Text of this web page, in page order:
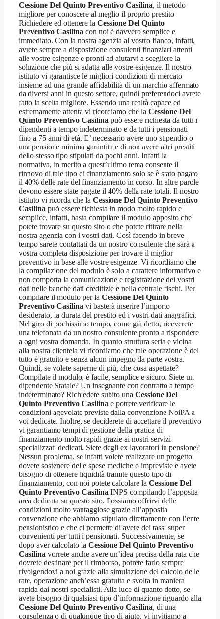
Cessione Del Quinto Preventivo Casilina, il metodo
migliore per conoscere al meglio il proprio prestito
Richiedere ed ottenere la Cessione Del Quinto
Preventivo Casilina con noi è davvero semplice e
immediato. Con la nostra agenzia al vostro fianco, infatti,
avrete sempre a disposizione consulenti finanziari attenti
alle vostre esigenze e pronti ad aiutarvi a scegliere la
soluzione che più si adatta alle vostre esigenze. Il nostro
istituto vi garantisce le migliori condizioni di mercato
insieme ad una grande affidabilità di un marchio affermato
da diversi anni in questo settore, quindi preferendoci avrete
fatto la scelta migliore. Essendo una realtà capace ed
estremamente attenta vi ricordiamo che la Cessione Del
Quinto Preventivo Casilina può essere richiesta da tutti i
dipendenti a tempo indeterminato e da tutti i pensionati
fino a 75 anni di età. E’ necessario avere uno stipendio o
una pensione minima garantita e di non avere altri prestiti
dello stesso tipo stipulati da pochi anni. Infatti la
normativa, in merito a quest’ultimo tema consente il
rinnovo di tale tipo di finanziamento solo se è stato pagato
il 40% delle rate del finanziamento in corso. In altre parole
devono essere state pagate il 40% della rate totali. Il nostro
istituto vi ricorda che la Cessione Del Quinto Preventivo
Casilina può essere richiesta in modo molto rapido e
semplice, infatti, basta compilare il modulo apposito che
potete trovare su questo sito o che potete ritirare nella
nostra agenzia con i vostri dati. Così facendo in breve
tempo sarete contattati da un nostro consulente che sarà a
vostra completa disposizione per trovare il miglior
preventivo in base alle vostre esigenze. Vi ricordiamo che
la compilazione del modulo è solo a carattere informativo e
non comporta la comunicazione e registrazione dei vostri
dati nelle banche dati creditizie e nella centrale rischi. Per
compilare il modulo per la Cessione Del Quinto
Preventivo Casilina vi basterà inserire l’importo
desiderato, la durata del prestito ed i vostri dati anagrafici.
Nel giro di pochissimo tempo, come già detto, riceverete
una telefonata da un nostro consulente pronto a rispondere
a ogni vostra domanda. In quanto struttura seria e vicina
alla nostra clientela vi ricordiamo che tale operazione è del
tutto è gratuito e senza alcun impegno da parte vostra.
Quindi, se volete saperne di più, che cosa aspettate?
Compilate il modulo, è facile, semplice e sicuro. Siete un
dipendente Statale? Un insegnante con contratto a tempo
indeterminato? Richiedete subito una Cessione Del
Quinto Preventivo Casilina e potrete verificare le
condizioni agevolate previste dalla convenzione NoiPA a
voi dedicate. Inoltre, se deciderete di accettare il preventivo
vi garantiamo tempi di gestione della pratica di
finanziamento molto rapidi grazie ai nostri servizi
specializzati dedicati. Siete degli ex lavoratori in pensione?
Nessun problema, se infatti volete realizzare un progetto,
dovete sostenere delle spese mediche o impreviste e avete
bisogno di ottenere liquidità tramite questo tipo di
finanziamento, con noi potete calcolare la Cessione Del
Quinto Preventivo Casilina INPS compilando l’apposita
area dedicata su questo sito. Possiamo offrirvi delle
condizioni molto vantaggiose grazie all’apposita
convenzione che abbiamo stipulato direttamente con l’ente
pensionistico e che ci permette di avere dei tassi super
convenienti per tutti i pensionati. Successivamente, se
dopo aver calcolato la Cessione Del Quinto Preventivo
Casilina vorrete anche avere un’idea precisa della rata che
dovrete destinare per il rimborso, potrete farlo sempre
rivolgendovi a noi grazie alla simulazione del calcolo delle
rate, operazione anch’essa gratuita e svolta in maniera
rapida dai nostri specialisti. Alla luce di quanto detto, se
avete bisogno di qualsiasi tipo d’informazione riguardo alla
Cessione Del Quinto Preventivo Casilina, di una
consulenza o di qualunque tipo di aiuto, vi invitiamo a